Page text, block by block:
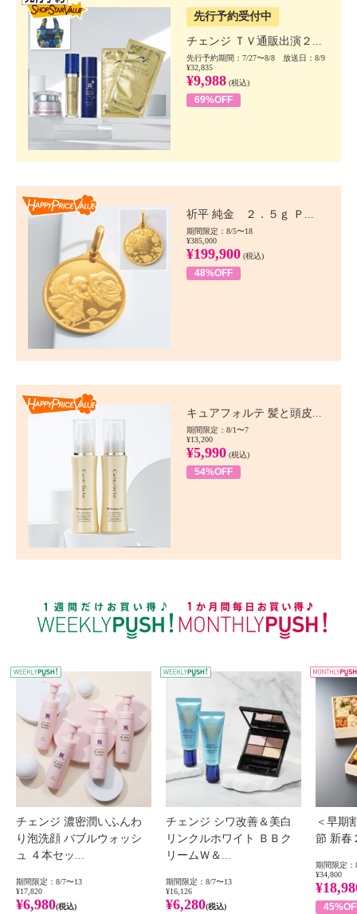
先行予約受付中
チェンジ ＴＶ通販出演２...
先行予約期間：7/27〜8/8 放送日：8/9
¥32,835
¥9,988 (税込)
69%OFF
祈平 純金 ２．５ｇ Ｐ...
期間限定：8/5〜18
¥385,000
¥199,900 (税込)
48%OFF
キュアフォルテ 髪と頭皮...
期間限定：8/1〜7
¥13,200
¥5,990 (税込)
54%OFF
WEEKLY PUSH
チェンジ 濃密潤いふんわ
り泡洗顔 バブルウォッシ
ュ ４本セッ...
期間限定：8/7〜13
¥17,820
¥6,980(税込)
チェンジ シワ改善＆美白
リンクルホワイト ＢＢク
リームＷ＆...
期間限定：8/7〜13
¥16,126
¥6,280(税込)
＜早期
節 新春
期間限定：
¥34,800